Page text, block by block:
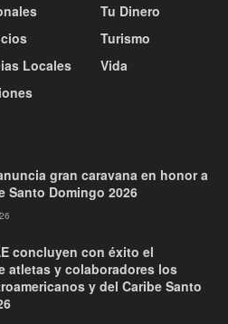
Locales
Tu Dinero
Turismo
Vida
gran caravana en honor a
Santo Domingo 2026
concluyen con éxito el
atletas y colaboradores los
y del Caribe Santo